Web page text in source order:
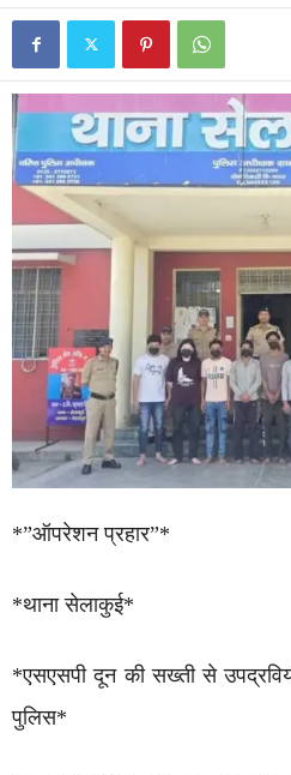
*”ऑपरेशन प्रहार”*
*थाना सेलाकुई*
*एसएसपी दून की सख्ती से
पुलिस*